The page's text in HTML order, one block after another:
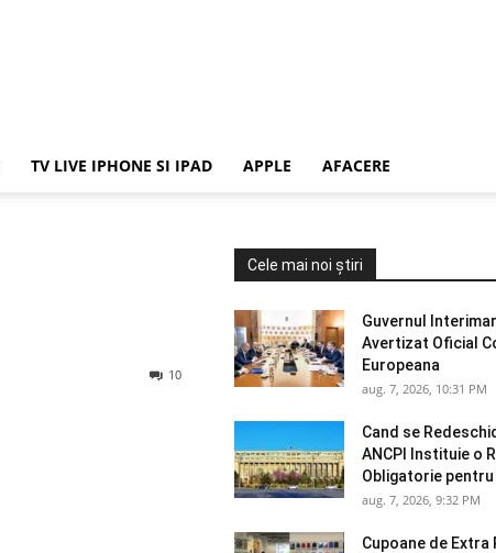
TV LIVE IPHONE SI IPAD APPLE AFACERE
10
Cele mai noi știri
Guvernul
Avertizat Oficial
Europeana
aug. 7, 2026, 10:31 PM
Cand se
ANCPI Instituie o
Obligatorie
aug. 7, 2026, 9:32 PM
Cupoane de Extra